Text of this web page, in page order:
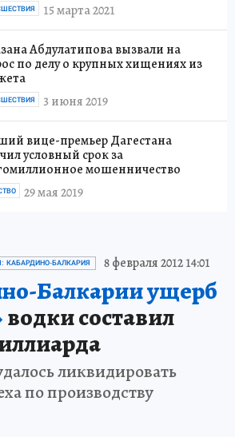
15 марта 2021
Абдулатипова вызвали на
по делу о крупных хищениях из
3 июня 2019
вице-премьер Дагестана
условный срок за
мошенничество
29 мая 2019
КАБАРДИНО-БАЛКАРИЯ 8 февраля 2012 14:01
Балкарии ущерб
водки составил
ликвидировать
по производству